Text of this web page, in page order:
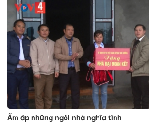
Ấm áp những ngôi nhà nghĩa tình